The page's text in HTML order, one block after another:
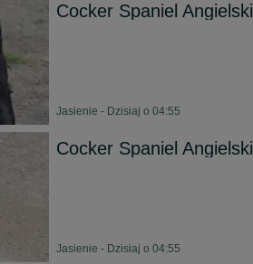
Cocker Spaniel Angielski
Jasienie - Dzisiaj o 04:55
Cocker Spaniel Angielski
Jasienie - Dzisiaj o 04:55